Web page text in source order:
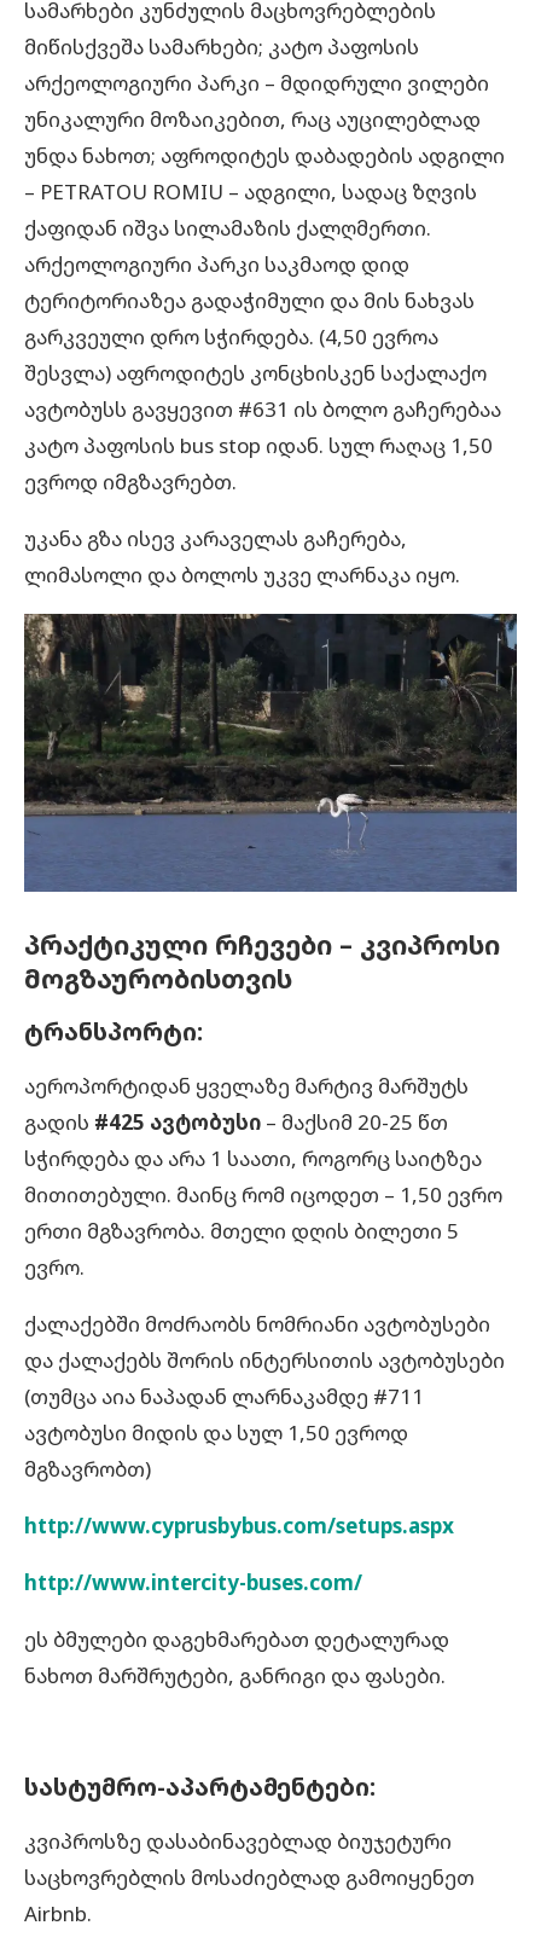
სამარხები კუნძულის მაცხოვრებლების
მიწისქვეშა სამარხები; კატო პაფოსის
არქეოლოგიური პარკი – მდიდრული ვილები
უნიკალური მოზაიკებით, რაც აუცილებლად
უნდა ნახოთ; აფროდიტეს დაბადების ადგილი
– PETRATOU ROMIU – ადგილი, სადაც ზღვის
ქაფიდან იშვა სილამაზის ქალღმერთი.
არქეოლოგიური პარკი საკმაოდ დიდ
ტერიტორიაზეა გადაჭიმული და მის ნახვას
გარკვეული დრო სჭირდება. (4,50 ევროა
შესვლა) აფროდიტეს კონცხისკენ საქალაქო
ავტობუსს გავყევით #631 ის ბოლო გაჩერებაა
კატო პაფოსის bus stop იდან. სულ რაღაც 1,50
ევროდ იმგზავრებთ.
უკანა გზა ისევ კარაველას გაჩერება,
ლიმასოლი და ბოლოს უკვე ლარნაკა იყო.
პრაქტიკული რჩევები – კვიპროსი
მოგზაურობისთვის
ტრანსპორტი:
აეროპორტიდან ყველაზე მარტივ მარშუტს
გადის #425 ავტობუსი – მაქსიმ 20-25 წთ
სჭირდება და არა 1 საათი, როგორც საიტზეა
მითითებული. მაინც რომ იცოდეთ – 1,50 ევრო
ერთი მგზავრობა. მთელი დღის ბილეთი 5
ევრო.
ქალაქებში მოძრაობს ნომრიანი ავტობუსები
და ქალაქებს შორის ინტერსითის ავტობუსები
(თუმცა აია ნაპადან ლარნაკამდე #711
ავტობუსი მიდის და სულ 1,50 ევროდ
მგზავრობთ)
http://www.cyprusbybus.com/setups.aspx
http://www.intercity-buses.com/
ეს ბმულები დაგეხმარებათ დეტალურად
ნახოთ მარშრუტები, განრიგი და ფასები.
სასტუმრო-აპარტამენტები:
კვიპროსზე დასაბინავებლად ბიუჯეტური
საცხოვრებლის მოსაძიებლად გამოიყენეთ
Airbnb.